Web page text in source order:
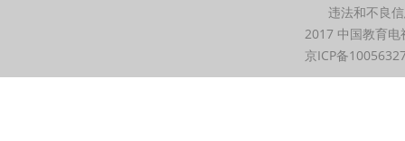
违法和不良
2017 中国教育
京ICP备